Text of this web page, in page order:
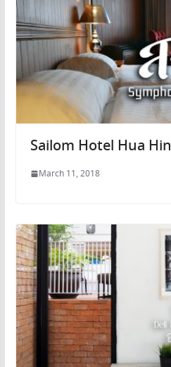
Sailom Hotel Hua Hin
March 11, 2018